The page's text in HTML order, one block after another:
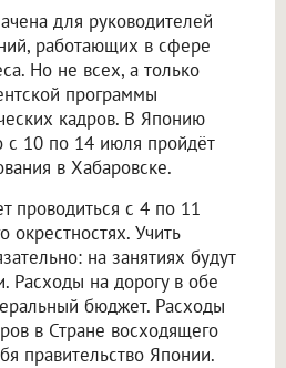
для руководителей
работающих в сфере
Но не всех, а только
программы
кадров. В Японию
с 10 по 14 июля пройдёт
в Хабаровске.
проводиться с 4 по 11
окрестностях. Учить
на занятиях будут
Расходы на дорогу в обе
бюджет. Расходы
в Стране восходящего
правительство Японии.